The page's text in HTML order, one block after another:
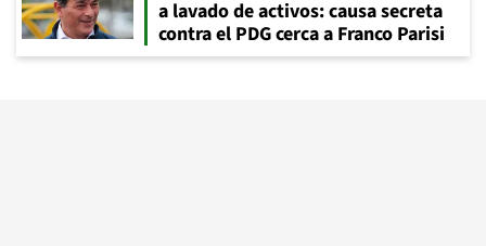
a lavado de activos: causa secreta
contra el PDG cerca a Franco Parisi